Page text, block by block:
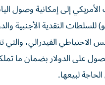
إلى إمكانية وصول
الاحتياطي الفيدرالي، والتي
على الدولار بضمان ما
لبيعها.